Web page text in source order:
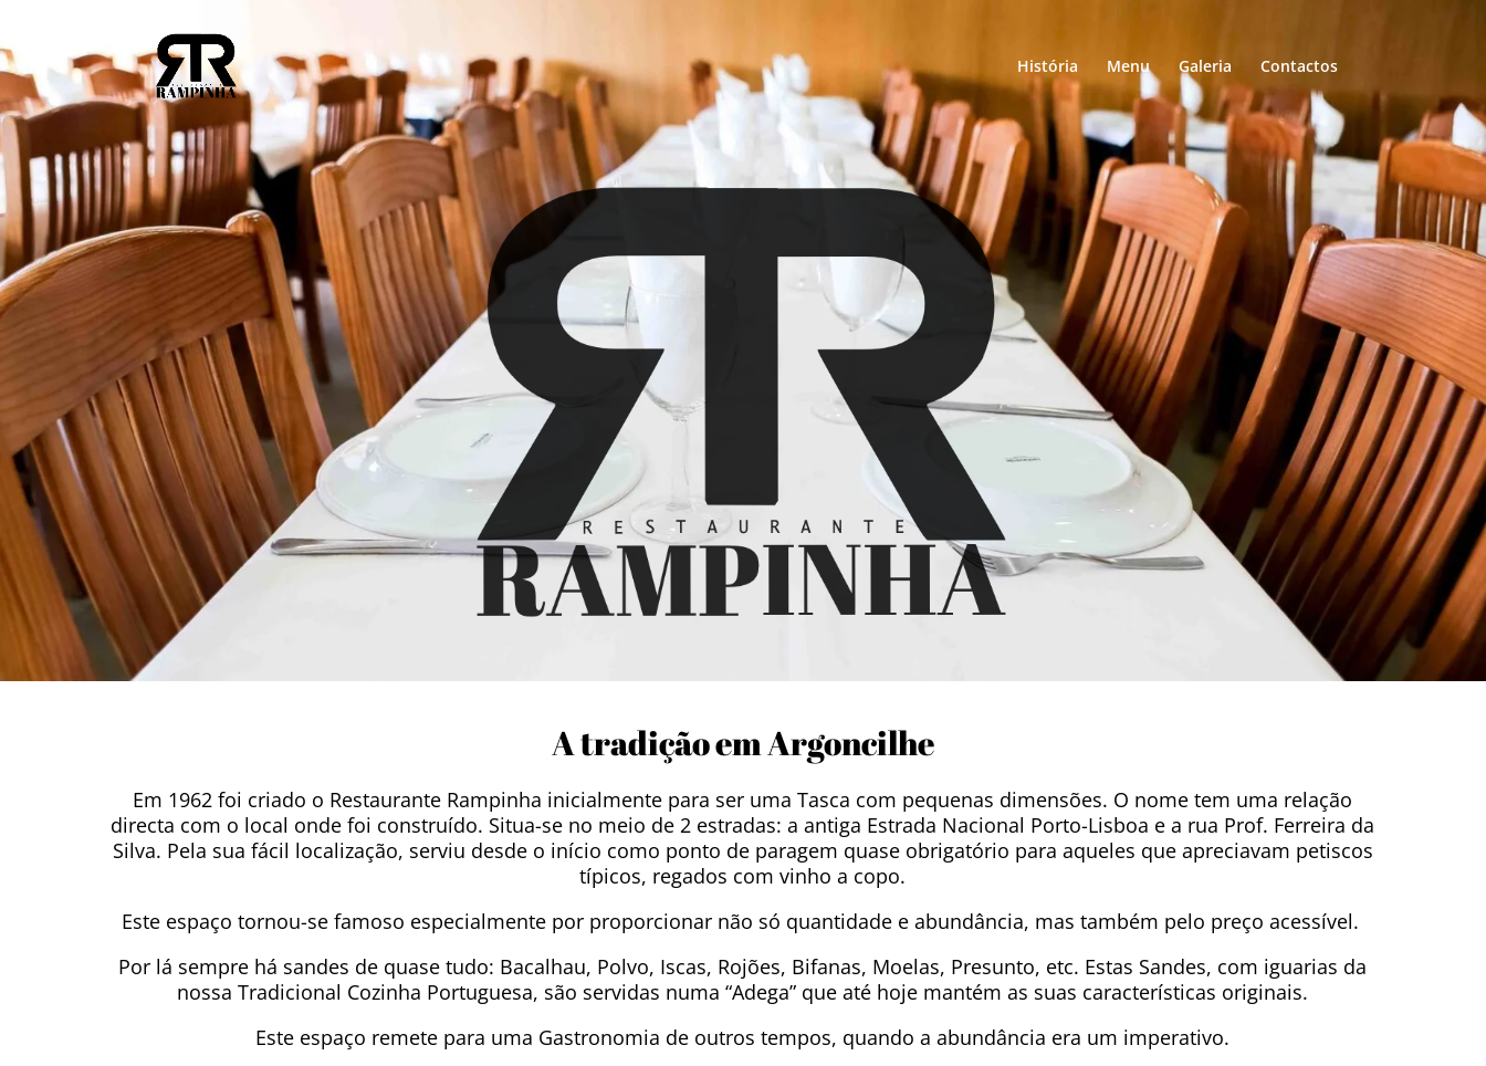
História Menu Galeria Contactos
A tradição em Argoncilhe
Em 1962 foi criado o Restaurante Rampinha inicialmente para ser uma Tasca com pequenas dimensões. O nome tem uma relação
directa com o local onde foi construído. Situa-se no meio de 2 estradas: a antiga Estrada Nacional Porto-Lisboa e a rua Prof. Ferreira da
Silva. Pela sua fácil localização, serviu desde o início como ponto de paragem quase obrigatório para aqueles que apreciavam petiscos
típicos, regados com vinho a copo.
Este espaço tornou-se famoso especialmente por proporcionar não só quantidade e abundância, mas também pelo preço acessível.
Por lá sempre há sandes de quase tudo: Bacalhau, Polvo, Iscas, Rojões, Bifanas, Moelas, Presunto, etc. Estas Sandes, com iguarias da
nossa Tradicional Cozinha Portuguesa, são servidas numa “Adega” que até hoje mantém as suas características originais.
Este espaço remete para uma Gastronomia de outros tempos, quando a abundância era um imperativo.